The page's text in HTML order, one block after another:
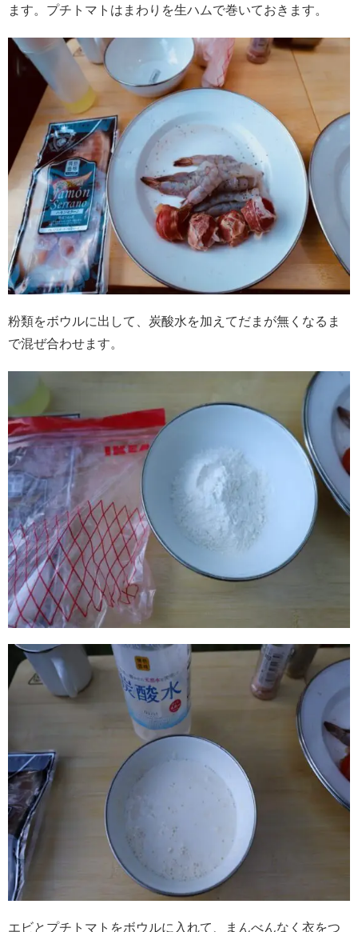
ます。プチトマトはまわりを生ハムで巻いておきます。
粉類をボウルに出して、炭酸水を加えてだまが無くなるま
で混ぜ合わせます。
エビとプチトマトをボウルに入れて、まんべんなく衣をつ